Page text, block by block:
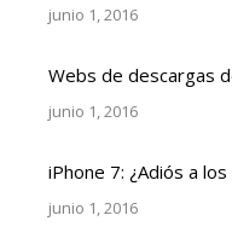
junio 1, 2016
Webs de descargas
junio 1, 2016
iPhone 7: ¿Adiós a
junio 1, 2016